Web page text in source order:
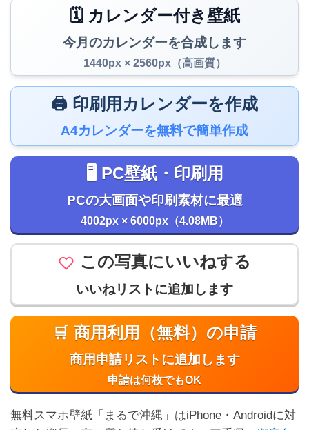
🗓️ カレンダー付き壁紙
今月のカレンダーを合成します
1440px × 2560px（高画質）
🖨️ 印刷用カレンダーを作成
A4カレンダーを無料で簡単作成
🖥️ PC壁紙・印刷用
PCの大画面や印刷素材に最適
4002px × 6000px（4.08MB）
この写真にいいねする
いいねリストに追加します
🛒 商用利用（無料）の申請
商用申請リストに追加します
申請は何枚でもOK
無料スマホ壁紙「まるで沖縄」はiPhone・Androidに対